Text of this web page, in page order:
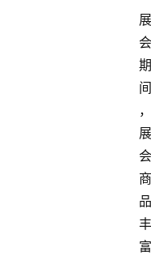
展
会
期
间
，
展
会
商
品
丰
富